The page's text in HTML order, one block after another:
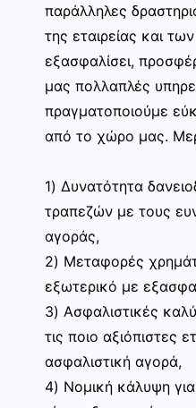
παράλληλες
της εταιρείας και
εξασφαλίσει,
μας πολλαπλές
πραγματοποιούμε
από το χώρο μας.
1) Δυνατότητα
τραπεζών με τους
αγοράς,
2) Μεταφορές
εξωτερικό με
3) Ασφαλιστικές
τις ποιο αξιόπιστες
ασφαλιστική αγορά,
4) Νομική κάλυψη